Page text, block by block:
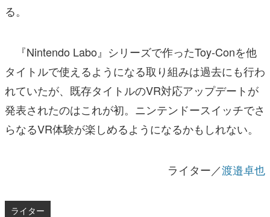
る。
『Nintendo Labo』シリーズで作ったToy-Conを他
タイトルで使えるようになる取り組みは過去にも行わ
れていたが、既存タイトルのVR対応アップデートが
発表されたのはこれが初。ニンテンドースイッチでさ
らなるVR体験が楽しめるようになるかもしれない。
ライター／渡邉卓也
ライター